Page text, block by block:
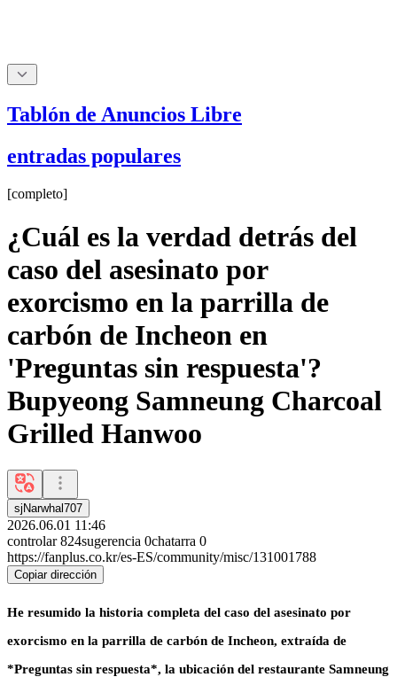
Tablón de Anuncios Libre
entradas populares
[completo]
¿Cuál es la verdad detrás del
caso del asesinato por
exorcismo en la parrilla de
carbón de Incheon en
'Preguntas sin respuesta'?
Bupyeong Samneung Charcoal
Grilled Hanwoo
sjNarwhal707
2026.06.01 11:46
controlar 824sugerencia 0chatarra 0
https://fanplus.co.kr/es-ES/community/misc/131001788
Copiar dirección
He resumido la historia completa del caso del asesinato por
exorcismo en la parrilla de carbón de Incheon, extraída de
*Preguntas sin respuesta*, la ubicación del restaurante Samneung